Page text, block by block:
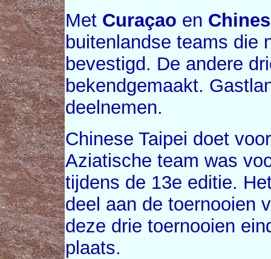
Met Curaçao en
buitenlandse teams die
bevestigd. De andere
bekendgemaakt.
deelnemen.
Chinese Taipei doet
Aziatische team was
tijdens de 13e editie.
deel aan de toernooien
deze drie toernooien
plaats.